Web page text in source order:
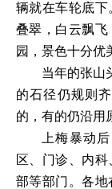
辆就在车轮底
叠翠，白云飘
园，景色十分优
当年的张山
的石径仍规则
的，有的仍沿用
上梅暴动
区、门诊、内
部等部门。各